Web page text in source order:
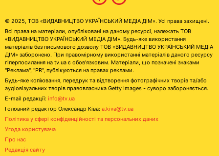
© 2025, ТОВ «ВИДАВНИЦТВО УКРАЇНСЬКИЙ МЕДІА ДІМ». Усі права захищені.
Всі права на матеріали, опубліковані на даному ресурсі, належать ТОВ
«ВИДАВНИЦТВО УКРАЇНСЬКИЙ МЕДІА ДІМ». Будь-яке використання
матеріалів без письмового дозволу ТОВ «ВИДАВНИЦТВО УКРАЇНСЬКИЙ МЕДІА
ДІМ» заборонено. При правомірному використанні матеріалів даного ресурсу
гіперпосилання на tv.ua є обов'язковим. Матеріали, що позначені знаками
"Реклама", "PR", публікуються на правах реклами.
Будь-яке копіювання, передрук та відтворення фотографічних творів та/або
аудіовізуальних творів правовласника Getty Images - суворо забороняється.
E-mail редакції: info@tv.ua
Головний редактор Олександр Ківа: a.kiva@tv.ua
Політика у сфері конфіденційності та персональних даних
Угода користувача
Про нас
Редакція сайту